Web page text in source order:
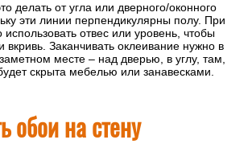
делать от угла или дверного/оконного
эти линии перпендикулярны полу. При
отвес или уровень, чтобы
Заканчивать оклеивание нужно в
месте – над дверью, в углу, там,
скрыта мебелью или занавесками.
обои на стену